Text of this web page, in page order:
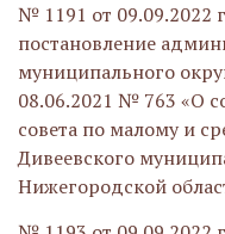
№ 1191 от 09.09.2022
постановление
муниципального
08.06.2021 № 763 «О
совета по малому и
Дивеевского
Нижегородской